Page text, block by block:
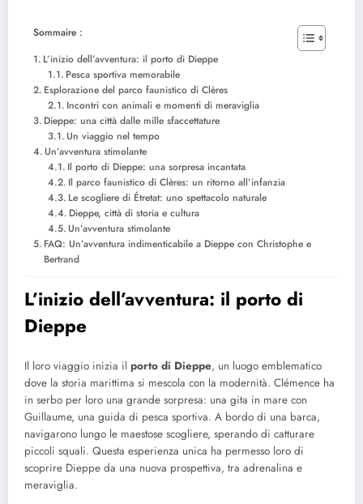
Sommaire :
L’inizio dell’avventura: il porto di Dieppe
Pesca sportiva memorabile
Esplorazione del parco faunistico di Clères
Incontri con animali e momenti di meraviglia
Dieppe: una città dalle mille sfaccettature
Un viaggio nel tempo
Un’avventura stimolante
Il porto di Dieppe: una sorpresa incantata
Il parco faunistico di Clères: un ritorno all’infanzia
Le scogliere di Étretat: uno spettacolo naturale
Dieppe, città di storia e cultura
Un’avventura stimolante
FAQ: Un’avventura indimenticabile a Dieppe con Christophe e
Bertrand
L’inizio dell’avventura: il porto di
Dieppe
Il loro viaggio inizia il porto di Dieppe, un luogo emblematico
dove la storia marittima si mescola con la modernità. Clémence ha
in serbo per loro una grande sorpresa: una gita in mare con
Guillaume, una guida di pesca sportiva. A bordo di una barca,
navigarono lungo le maestose scogliere, sperando di catturare
piccoli squali. Questa esperienza unica ha permesso loro di
scoprire Dieppe da una nuova prospettiva, tra adrenalina e
meraviglia.